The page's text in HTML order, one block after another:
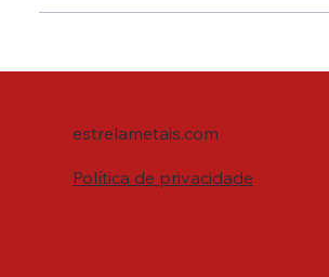
estrelametais.com
Política de privacidade